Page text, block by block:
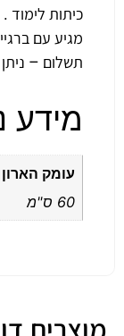
כיתות לימוד
מגיע עם
תשלום – ניתן
מידע
עומק הארון
60 ס"מ